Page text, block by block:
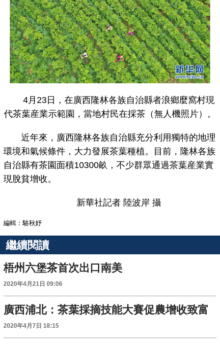
4月23日，在廣西隆林各族自治縣者浪鄉麼窩村現
代茶葉産業示範園，當地村民在採茶（無人機照片）。
近年來，廣西隆林各族自治縣充分利用獨特的地理
環境和氣候條件，大力發展茶葉種植。目前，隆林各族
自治縣有茶園面積10300畝，不少群眾通過茶葉産業實
現脫貧增收。
新華社記者 陸波岸 攝
編輯：駱秋妤
繼續閱讀
梧州六堡茶首次出口南美
2020年4月21日 09:06
廣西浦北：茶葉採摘技能大賽促農增收致富
2020年4月7日 18:15